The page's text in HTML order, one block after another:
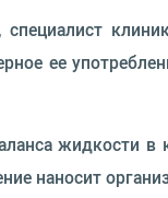
специалист
ее
жидкости в
наносит